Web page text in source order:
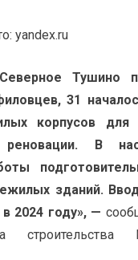
yandex.ru
Тушино
31
корпусов для
реновации. В
зданий.
в 2024 году», —